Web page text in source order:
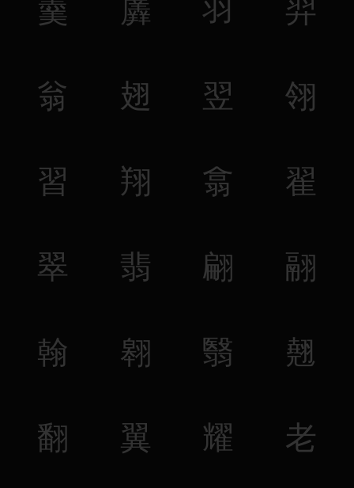
羹 羼 羽 羿
翁 翅 翌 翎
習 翔 翕 翟
翠 翡 翩 翮
翰 翱 翳 翹
翻 翼 耀 老